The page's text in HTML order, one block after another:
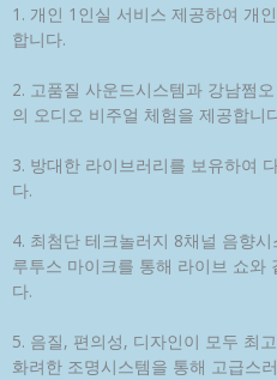
1. 개인 1인실 서비스 제공하여 개
합니다.
2. 고품질 사운드시스템과 강남쩜
의 오디오 비주얼 체험을 제공합니
3. 방대한 라이브러리를 보유하여
다.
4. 최첨단 테크놀러지 8채널 음향
루투스 마이크를 통해 라이브 쇼와
다.
5. 음질, 편의성, 디자인이 모두 최
화려한 조명시스템을 통해 고급스